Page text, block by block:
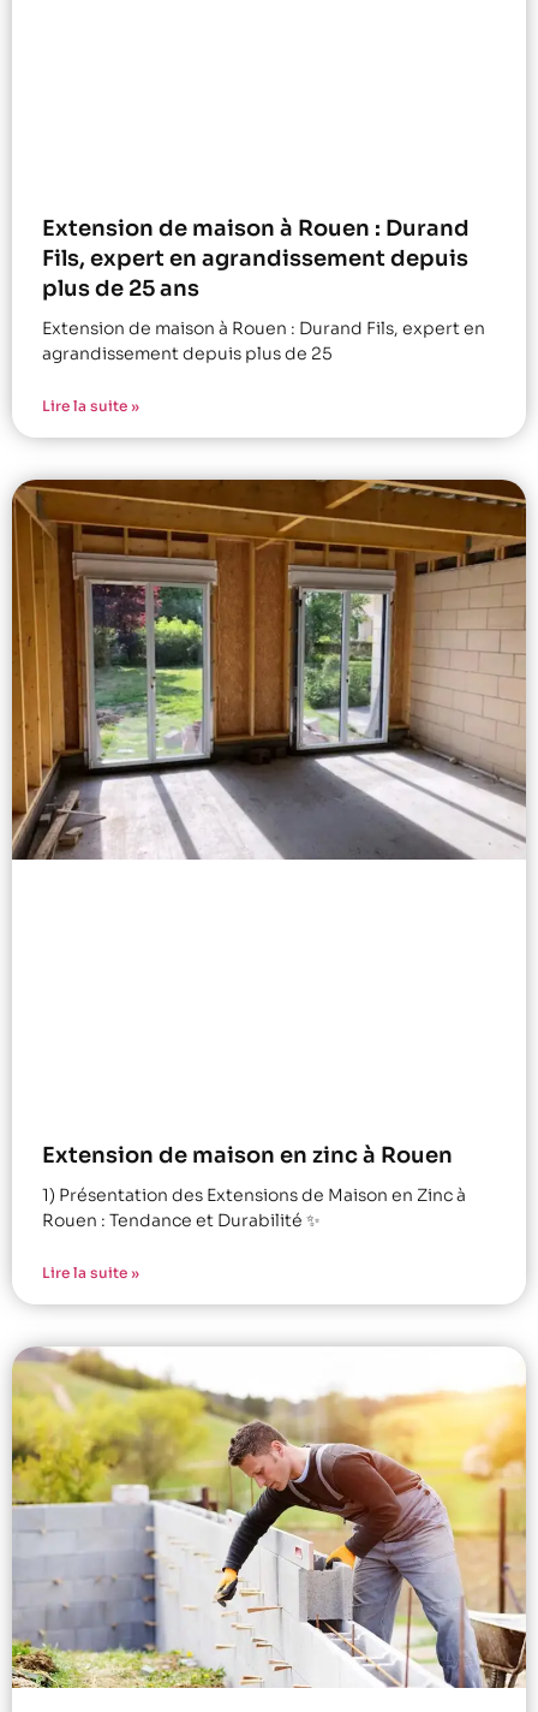
Extension de maison à Rouen : Durand
Fils, expert en agrandissement depuis
plus de 25 ans
Extension de maison à Rouen : Durand Fils, expert en
agrandissement depuis plus de 25
Lire la suite »
Extension de maison en zinc à Rouen
1) Présentation des Extensions de Maison en Zinc à
Rouen : Tendance et Durabilité ✨
Lire la suite »